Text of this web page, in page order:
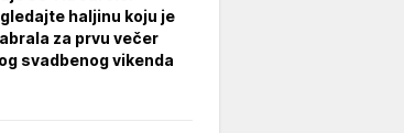
haljinu koju je
za prvu večer
svadbenog vikenda